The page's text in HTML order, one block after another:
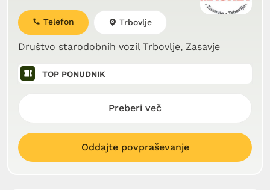
Društvo starodobnih vozil Trbovlje, Zasavje
Telefon Trbovlje
TOP PONUDNIK
Preberi več
Oddajte povpraševanje